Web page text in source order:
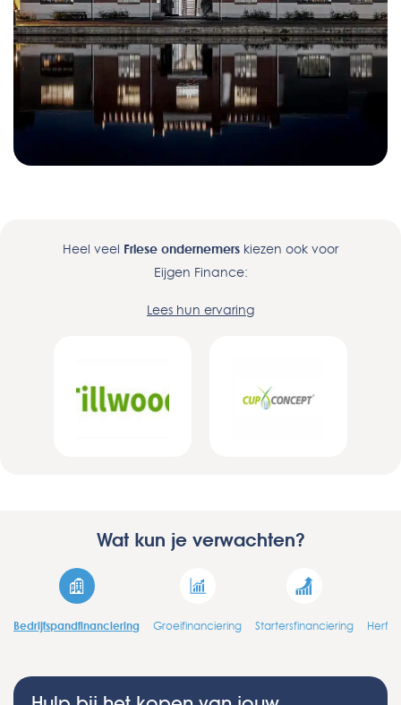
Heel veel Friese ondernemers kiezen ook voor
Eijgen Finance:
Lees hun ervaring
Wat kun je verwachten?
Bedrijfspandfinanciering Groeifinanciering Startersfinanciering